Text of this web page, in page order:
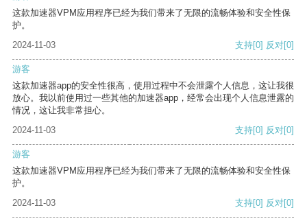
这款加速器VPM应用程序已经为我们带来了无限的流畅体验和安全性保
护。
2024-11-03
支持[0] 反对[0]
游客
这款加速器app的安全性很高，使用过程中不会泄露个人信息，这让我很
放心。我以前使用过一些其他的加速器app，经常会出现个人信息泄露的
情况，这让我非常担心。
2024-11-03
支持[0] 反对[0]
游客
这款加速器VPM应用程序已经为我们带来了无限的流畅体验和安全性保
护。
2024-11-03
支持[0] 反对[0]